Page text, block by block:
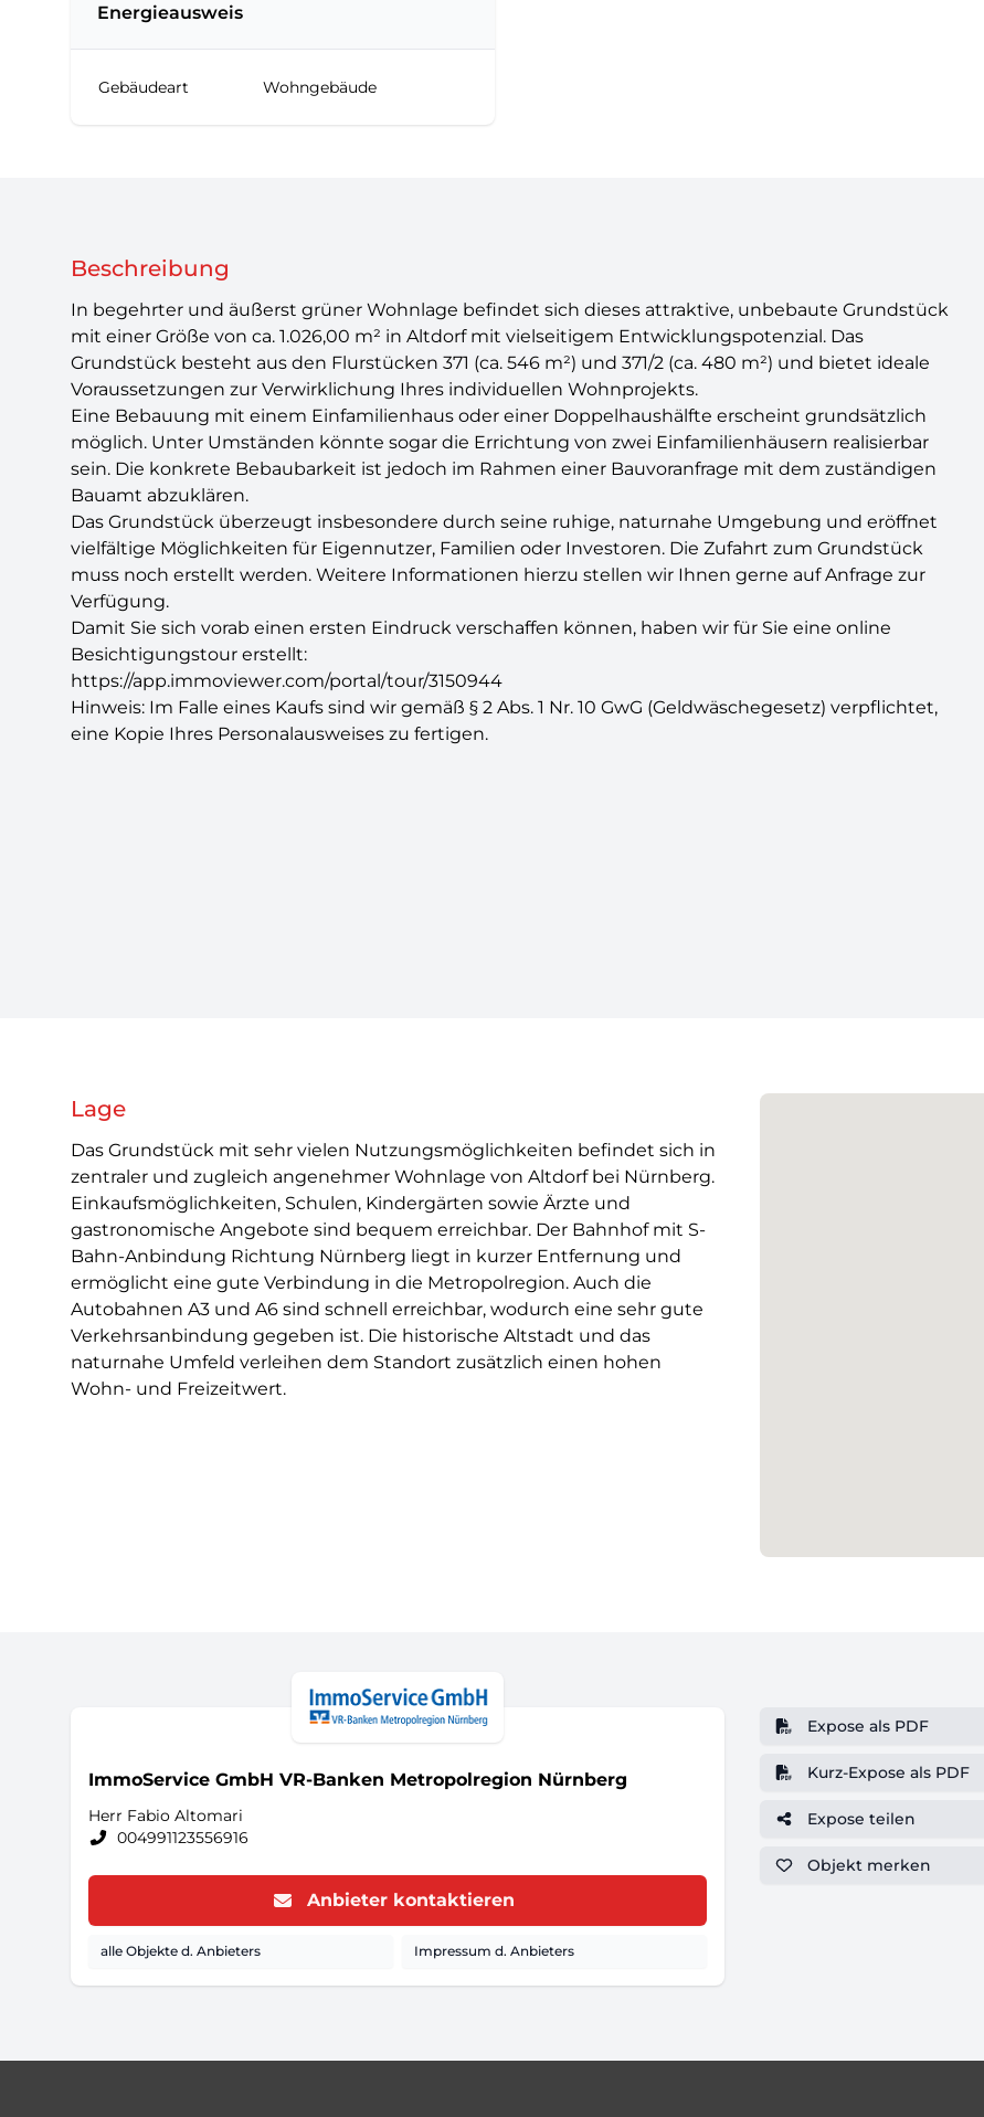
Energieausweis
Gebäudeart Wohngebäude
Beschreibung
In begehrter und äußerst grüner Wohnlage befindet sich dieses attraktive, unbebaute Grundstück
mit einer Größe von ca. 1.026,00 m² in Altdorf mit vielseitigem Entwicklungspotenzial. Das
Grundstück besteht aus den Flurstücken 371 (ca. 546 m²) und 371/2 (ca. 480 m²) und bietet ideale
Voraussetzungen zur Verwirklichung Ihres individuellen Wohnprojekts.
Eine Bebauung mit einem Einfamilienhaus oder einer Doppelhaushälfte erscheint grundsätzlich
möglich. Unter Umständen könnte sogar die Errichtung von zwei Einfamilienhäusern realisierbar
sein. Die konkrete Bebaubarkeit ist jedoch im Rahmen einer Bauvoranfrage mit dem zuständigen
Bauamt abzuklären.
Das Grundstück überzeugt insbesondere durch seine ruhige, naturnahe Umgebung und eröffnet
vielfältige Möglichkeiten für Eigennutzer, Familien oder Investoren. Die Zufahrt zum Grundstück
muss noch erstellt werden. Weitere Informationen hierzu stellen wir Ihnen gerne auf Anfrage zur
Verfügung.
Damit Sie sich vorab einen ersten Eindruck verschaffen können, haben wir für Sie eine online
Besichtigungstour erstellt:
https://app.immoviewer.com/portal/tour/3150944
Hinweis: Im Falle eines Kaufs sind wir gemäß § 2 Abs. 1 Nr. 10 GwG (Geldwäschegesetz) verpflichtet,
eine Kopie Ihres Personalausweises zu fertigen.
Lage
Das Grundstück mit sehr vielen Nutzungsmöglichkeiten befindet sich in
zentraler und zugleich angenehmer Wohnlage von Altdorf bei Nürnberg.
Einkaufsmöglichkeiten, Schulen, Kindergärten sowie Ärzte und
gastronomische Angebote sind bequem erreichbar. Der Bahnhof mit S-
Bahn-Anbindung Richtung Nürnberg liegt in kurzer Entfernung und
ermöglicht eine gute Verbindung in die Metropolregion. Auch die
Autobahnen A3 und A6 sind schnell erreichbar, wodurch eine sehr gute
Verkehrsanbindung gegeben ist. Die historische Altstadt und das
naturnahe Umfeld verleihen dem Standort zusätzlich einen hohen
Wohn- und Freizeitwert.
ImmoService GmbH VR-Banken Metropolregion Nürnberg
Herr Fabio Altomari
004991123556916
Anbieter kontaktieren
alle Objekte d. Anbieters Impressum d. Anbieters
Expose als PDF
Kurz-Expose als PDF
Expose teilen
Objekt merken